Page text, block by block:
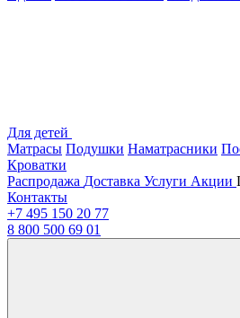
Для детей
Матрасы Подушки Наматрасники
Кроватки
Распродажа Доставка Услуги Акции
Контакты
+7 495 150 20 77
8 800 500 69 01